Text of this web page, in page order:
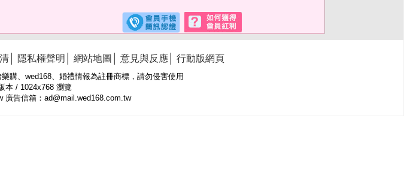
隱私權聲明 網站地圖 意見與反應 行動版網頁
購、wed168、婚禮情報為註冊商標，請勿侵害使用
本 / 1024x768 瀏覽
廣告信箱：ad@mail.wed168.com.tw